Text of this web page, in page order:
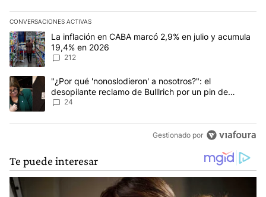
CONVERSACIONES ACTIVAS
Este listado muestra los artículos con más comentarios en los
Un artículo de tendencia con el título "La inflación en CABA
La inflación en CABA marcó 2,9% en julio y acumula
19,4% en 2026
212
Un artículo de tendencia con el título ""¿Por qué 'nonoslodieron'
"¿Por qué 'nonoslodieron' a nosotros?": el
desopilante reclamo de Bulllrich por un pin de
Malvinas
24
Gestionado por